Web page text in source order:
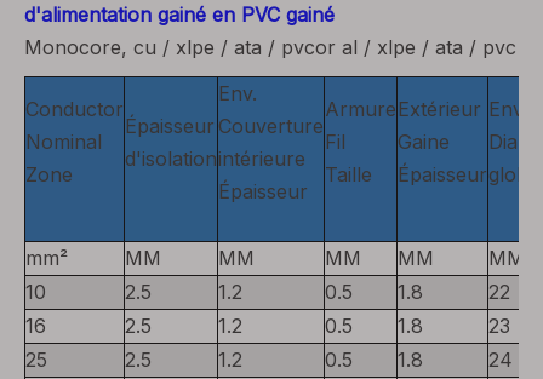
d'alimentation gainé en PVC gainé
Monocore, cu / xlpe / ata / pvcor al / xlpe / ata / pvc
Conductor
Nominal
Zone
Épaisseur
d'isolation
Env.
Couverture
intérieure
Épaisseur
Armure
Fil
Taille
Extérieur
Gaine
Épaisseur
Env.
global
mm² MM MM MM MM
MM
10
2.5 1.2 0.5 1.8
22
16
2.5 1.2 0.5 1.8
23
25
2.5 1.2 0.5 1.8
24